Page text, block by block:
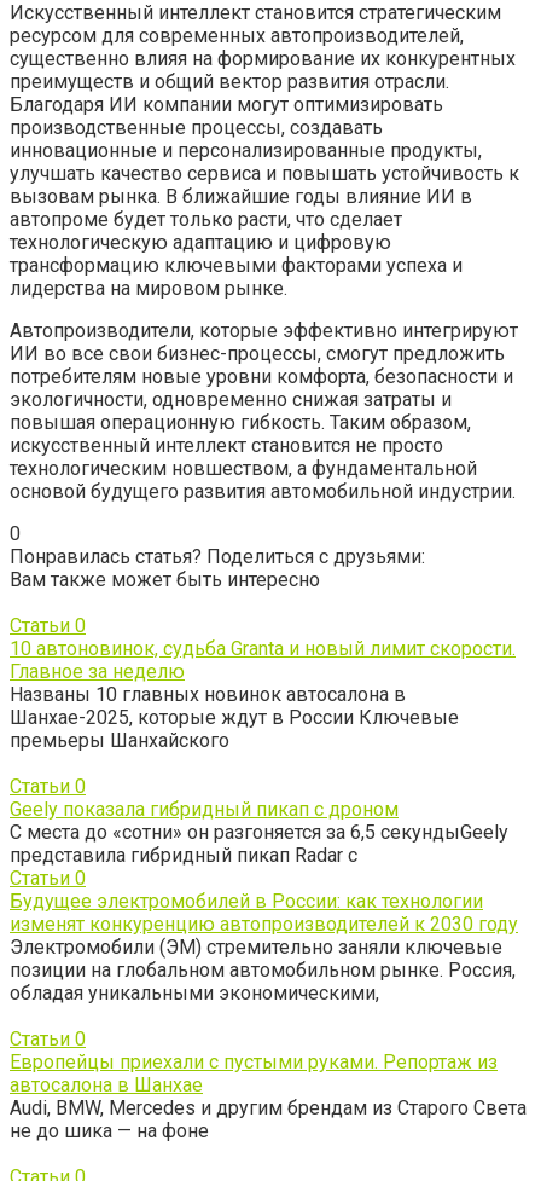
Искусственный интеллект становится стратегическим
ресурсом для современных автопроизводителей,
существенно влияя на формирование их конкурентных
преимуществ и общий вектор развития отрасли.
Благодаря ИИ компании могут оптимизировать
производственные процессы, создавать
инновационные и персонализированные продукты,
улучшать качество сервиса и повышать устойчивость к
вызовам рынка. В ближайшие годы влияние ИИ в
автопроме будет только расти, что сделает
технологическую адаптацию и цифровую
трансформацию ключевыми факторами успеха и
лидерства на мировом рынке.
Автопроизводители, которые эффективно интегрируют
ИИ во все свои бизнес-процессы, смогут предложить
потребителям новые уровни комфорта, безопасности и
экологичности, одновременно снижая затраты и
повышая операционную гибкость. Таким образом,
искусственный интеллект становится не просто
технологическим новшеством, а фундаментальной
основой будущего развития автомобильной индустрии.
0
Понравилась статья? Поделиться с друзьями:
Вам также может быть интересно
Статьи 0
10 автоновинок, судьба Granta и новый лимит скорости.
Главное за неделю
Названы 10 главных новинок автосалона в
Шанхае-2025, которые ждут в России Ключевые
премьеры Шанхайского
Статьи 0
Geely показала гибридный пикап с дроном
С места до «сотни» он разгоняется за 6,5 секундыGeely
представила гибридный пикап Radar с
Статьи 0
Будущее электромобилей в России: как технологии
изменят конкуренцию автопроизводителей к 2030 году
Электромобили (ЭМ) стремительно заняли ключевые
позиции на глобальном автомобильном рынке. Россия,
обладая уникальными экономическими,
Статьи 0
Европейцы приехали с пустыми руками. Репортаж из
автосалона в Шанхае
Audi, BMW, Mercedes и другим брендам из Старого Света
не до шика — на фоне